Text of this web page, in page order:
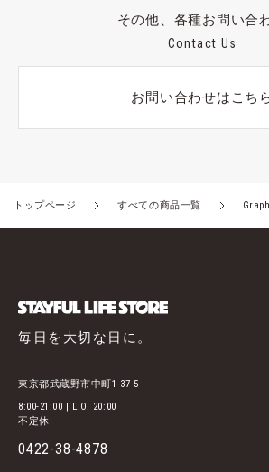
その他、各種お問い合
Contact Us
お問い合わせはこち
トップページ すべての商品一覧
毎日を大切な日に。
東京都武蔵野市中町1-37-5
8:00-21:00 | L.O. 20:00
不定休
0422-38-4878